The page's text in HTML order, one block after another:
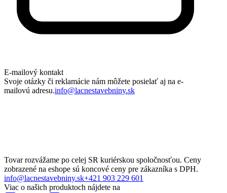
E-mailový kontakt
Svoje otázky či reklamácie nám môžete posielať aj na e-
mailovú adresu.info@lacnestavebniny.sk
Tovar rozvážame po celej SR kuriérskou spoločnosťou. Ceny
zobrazené na eshope sú koncové ceny pre zákazníka s DPH.
info@lacnestavebniny.sk+421 903 229 601
Viac o našich produktoch nájdete na